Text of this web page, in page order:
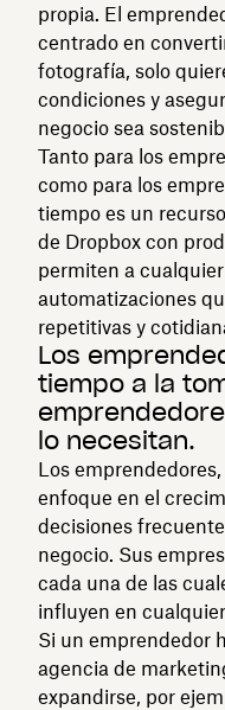
propia. El
centrado en
fotografía, solo
condiciones y
negocio sea
Tanto para los
como para los
tiempo es un
de Dropbox con
permiten a
automatizaciones
repetitivas y
Los
tiempo a la
lo necesitan.
Los
enfoque en el
decisiones
negocio. Sus
cada una de las
influyen en
Si un emprendedor
agencia de
expandirse, por